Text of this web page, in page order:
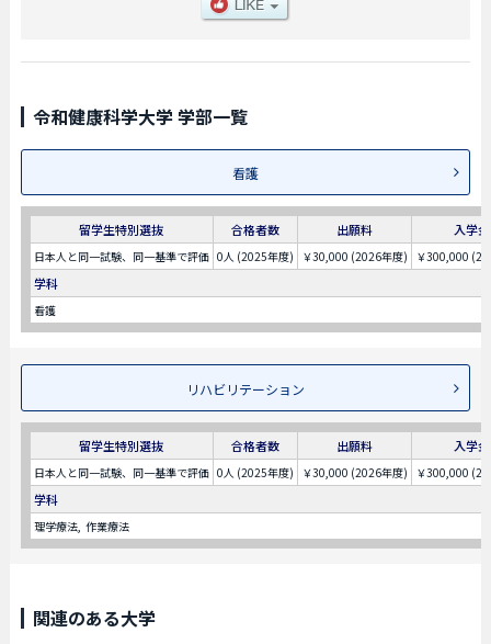
令和健康科学大学 学部一覧
看護
留学生特別選抜 合格者数 出願料 入学金
日本人と同一試験、同一基準で評価 0人 (2025年度) ￥30,000 (2026年度) ￥300,000
学科
看護
リハビリテーション
留学生特別選抜 合格者数 出願料 入学金
日本人と同一試験、同一基準で評価 0人 (2025年度) ￥30,000 (2026年度) ￥300,000
学科
理学療法 作業療法
関連のある大学